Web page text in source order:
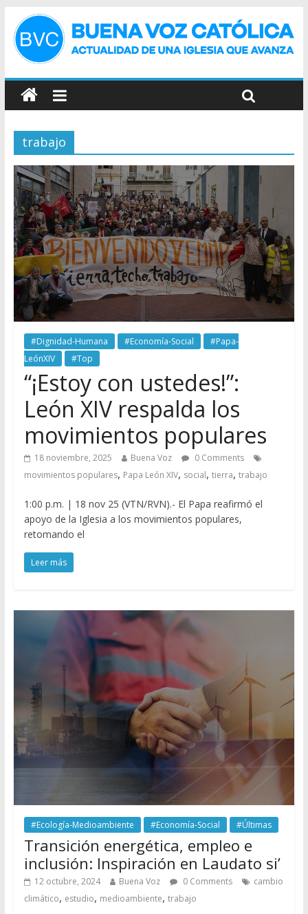
trabajo
#Dignidad-Humana #Economía-Social
#Papa-
LeónXIV
#Top
“¡Estoy con ustedes!”:
León XIV respalda los
movimientos populares
18 noviembre, 2025 Buena Voz
0 Comments
movimientos populares, Papa León XIV, social, tierra, trabajo
1:00 p.m. | 18 nov 25 (VTN/RVN).- El Papa reafirmó el
apoyo de la Iglesia a los movimientos populares,
retomando el
Leer más
#Ecología-Medioambiente #Economía-Social #Últimas
Transición energética, empleo e
inclusión: Inspiración en Laudato si’
12 octubre, 2024 Buena Voz 0 Comments
cambio
climático, estudio, medioambiente, trabajo